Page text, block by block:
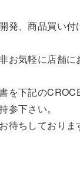
発、商品買い
お気軽に店舗
を下記の
参下さい。
待ちしており